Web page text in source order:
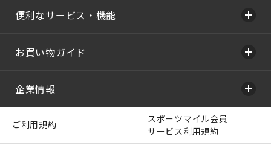
便利なサービス・機能
お買い物ガイド
企業情報
ご利用規約
スポーツマイル会員
サービス利用規約